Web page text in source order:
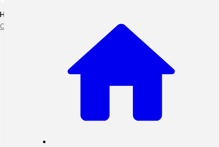
Hướng dẫn sử dụng
Cập nhật tính năng mới
Theo dõi ticket